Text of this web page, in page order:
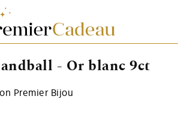
- Or blanc 9ct
Premier Bijou